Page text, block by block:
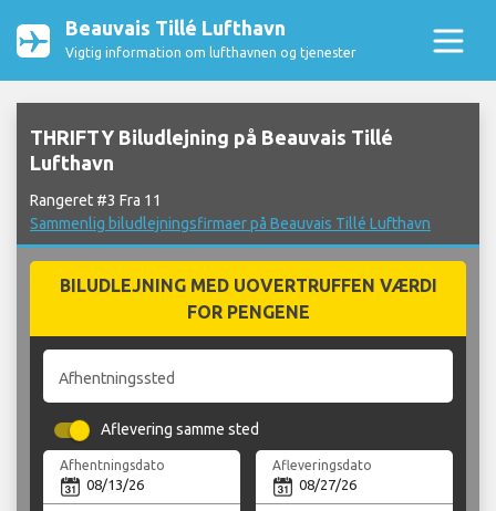
Beauvais Tillé Lufthavn
Vigtig information om lufthavnen og tjenester
THRIFTY Biludlejning på Beauvais Tillé
Lufthavn
Rangeret #3 Fra 11
Sammenlig biludlejningsfirmaer på Beauvais Tillé Lufthavn
BILUDLEJNING MED UOVERTRUFFEN VÆRDI
FOR PENGENE
Afhentningssted
Aflevering samme sted
Afhentningsdato Afleveringsdato